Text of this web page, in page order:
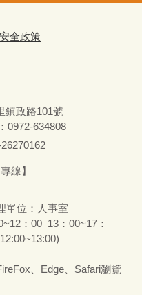
全政策
里鎮政路101號
0972-634808
線】
單位：人事室
：00 13：00~17：
、Edge、Safari瀏覽